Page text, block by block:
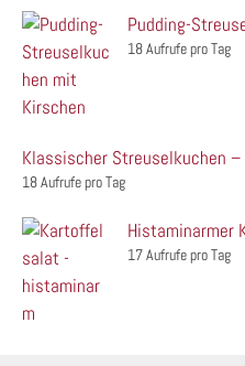
Pudding-
18 Aufrufe pro Tag
Klassischer Streuselkuchen
18 Aufrufe pro Tag
Histaminarmer
17 Aufrufe pro Tag